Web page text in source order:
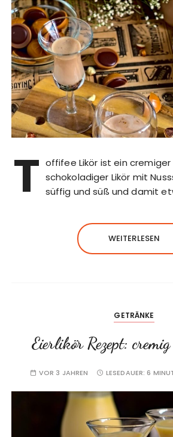
T offifee Likör ist ein
schokoladiger Likör mit
süffig und süß und damit
WEITERLESEN
GETRÄNKE
Eierlikör Rezept:
VOR 3 JAHREN LESEDAUER:6